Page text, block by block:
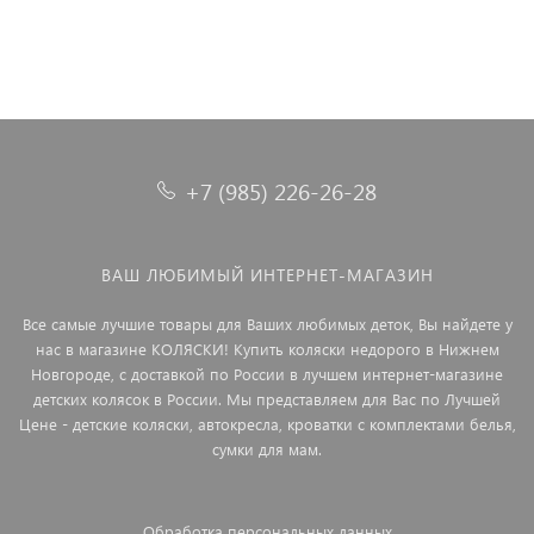
+7 (985) 226-26-28
ВАШ ЛЮБИМЫЙ ИНТЕРНЕТ-МАГАЗИН
Все самые лучшие товары для Ваших любимых деток, Вы найдете у
нас в магазине КОЛЯСКИ! Купить коляски недорого в Нижнем
Новгороде, с доставкой по России в лучшем интернет-магазине
детских колясок в России. Мы представляем для Вас по Лучшей
Цене - детские коляски, автокресла, кроватки с комплектами белья,
сумки для мам.